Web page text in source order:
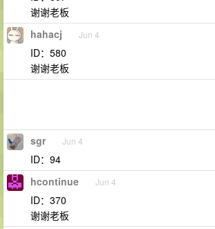
谢谢老板
hahacj Jun 4
ID：580
谢谢老板
sgr Jun 4
ID：94
hcontinue Jun 4
ID：370
谢谢老板